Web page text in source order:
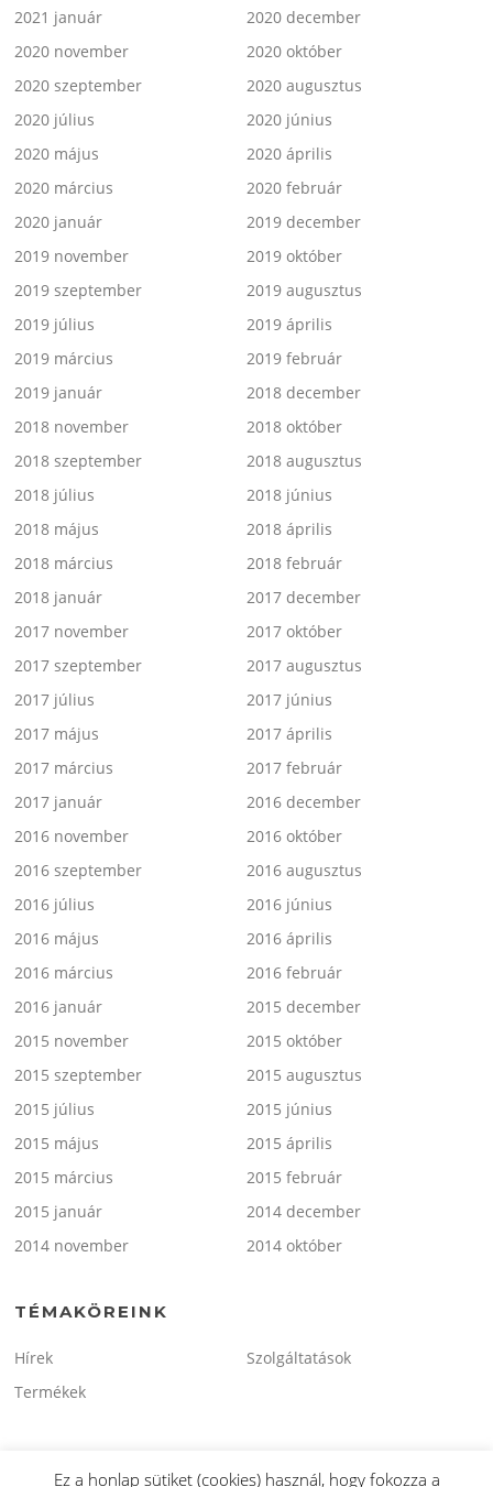
2021 január
2020 december
2020 november
2020 október
2020 szeptember
2020 augusztus
2020 július
2020 június
2020 május
2020 április
2020 március
2020 február
2020 január
2019 december
2019 november
2019 október
2019 szeptember
2019 augusztus
2019 július
2019 április
2019 március
2019 február
2019 január
2018 december
2018 november
2018 október
2018 szeptember
2018 augusztus
2018 július
2018 június
2018 május
2018 április
2018 március
2018 február
2018 január
2017 december
2017 november
2017 október
2017 szeptember
2017 augusztus
2017 július
2017 június
2017 május
2017 április
2017 március
2017 február
2017 január
2016 december
2016 november
2016 október
2016 szeptember
2016 augusztus
2016 július
2016 június
2016 május
2016 április
2016 március
2016 február
2016 január
2015 december
2015 november
2015 október
2015 szeptember
2015 augusztus
2015 július
2015 június
2015 május
2015 április
2015 március
2015 február
2015 január
2014 december
2014 november
2014 október
TÉMAKÖREINK
Hírek
Szolgáltatások
Termékek
Ez a honlap sütiket (cookies) használ, hogy fokozza a